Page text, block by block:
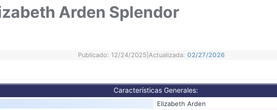
Arden Splendor
Publicado: 12/24/2025 Actualizada: 02/27/2026
Características Generales:
Elizabeth Arden